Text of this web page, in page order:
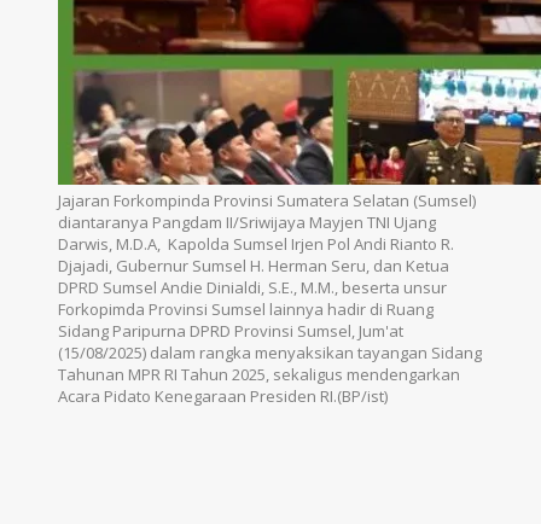
Jajaran Forkompinda Provinsi Sumatera Selatan (Sumsel)
diantaranya Pangdam II/Sriwijaya Mayjen TNI Ujang
Darwis, M.D.A, Kapolda Sumsel Irjen Pol Andi Rianto R.
Djajadi, Gubernur Sumsel H. Herman Seru, dan Ketua
DPRD Sumsel Andie Dinialdi, S.E., M.M., beserta unsur
Forkopimda Provinsi Sumsel lainnya hadir di Ruang
Sidang Paripurna DPRD Provinsi Sumsel, Jum'at
(15/08/2025) dalam rangka menyaksikan tayangan Sidang
Tahunan MPR RI Tahun 2025, sekaligus mendengarkan
Acara Pidato Kenegaraan Presiden RI.(BP/ist)